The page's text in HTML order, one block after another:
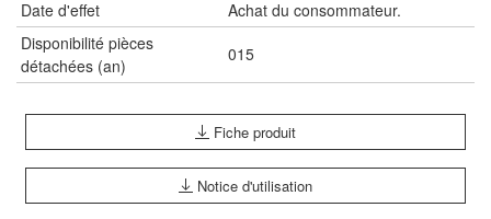
Date d'effet
Achat du consommateur.
Disponibilité pièces
détachées (an)
015
Fiche produit
Notice d'utilisation